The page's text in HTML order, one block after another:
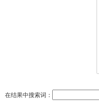
在结果中搜索词：